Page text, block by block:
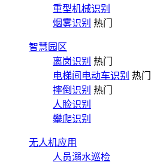
重型机械识别
烟雾识别 热门
智慧园区
离岗识别 热门
电梯间电动车识别 热门
摔倒识别 热门
人脸识别
攀爬识别
无人机应用
人员溺水巡检